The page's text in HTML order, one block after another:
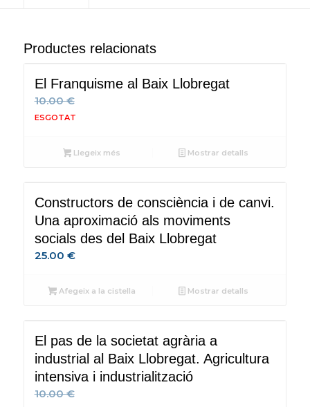
Productes relacionats
El Franquisme al Baix Llobregat
10.00€
Llegeix més Mostrar detalls
Constructors de consciència i de canvi.
Una aproximació als moviments
socials des del Baix Llobregat
25.00 €
Afegeix a la cistella Mostrar detalls
El pas de la societat agrària a
industrial al Baix Llobregat. Agricultura
intensiva i industrialització
10.00€